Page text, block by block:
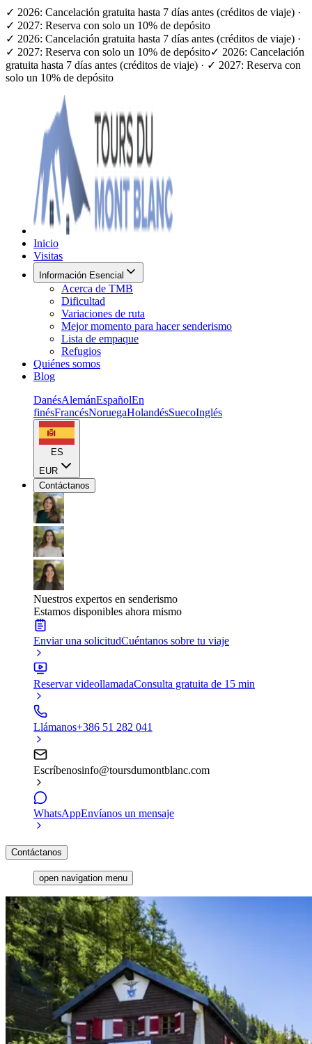
✓ 2026: Cancelación gratuita hasta 7 días antes (créditos de viaje) ·
✓ 2027: Reserva con solo un 10% de depósito
✓ 2026: Cancelación gratuita hasta 7 días antes (créditos de viaje) ·
✓ 2027: Reserva con solo un 10% de depósito✓ 2026: Cancelación
gratuita hasta 7 días antes (créditos de viaje) · ✓ 2027: Reserva con
solo un 10% de depósito
Inicio
Visitas
Información Esencial
Acerca de TMB
Dificultad
Variaciones de ruta
Mejor momento para hacer senderismo
Lista de empaque
Refugios
Quiénes somos
Blog
DanésAlemánEspañolEn
finésFrancésNoruegaHolandésSuecoInglés
ES
EUR
Contáctanos
Nuestros expertos en senderismo
Estamos disponibles ahora mismo
Enviar una solicitudCuéntanos sobre tu viaje
Reservar videollamadaConsulta gratuita de 15 min
Llámanos+386 51 282 041
Escríbenosinfo@toursdumontblanc.com
WhatsAppEnvíanos un mensaje
Contáctanos
open navigation menu